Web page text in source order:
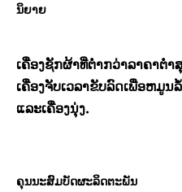
ນິຍາຍ
ເຄື່ອງຊັກຜ້າທີ່ຕໍ່າກວ່າລາຄາຕໍ່
ເຄື່ອງຈັບເວລາຂັບລົດເພື່ອຫມູ
ແລະເຄື່ອງນຸ່ງ.
ຄຸນນະສົມບັດຜະລິດຕະພັນ